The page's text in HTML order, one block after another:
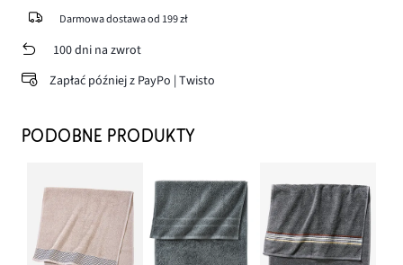
Darmowa dostawa od 199 zł
100 dni na zwrot
Zapłać później z PayPo | Twisto
PODOBNE PRODUKTY